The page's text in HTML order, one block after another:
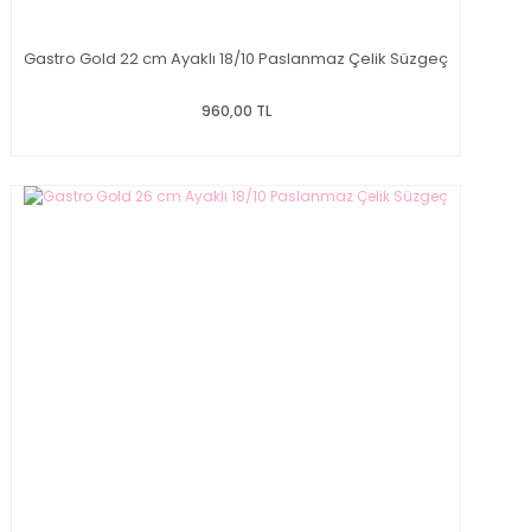
Gastro Gold 22 cm Ayaklı 18/10 Paslanmaz Çelik Süzgeç
960,00 TL